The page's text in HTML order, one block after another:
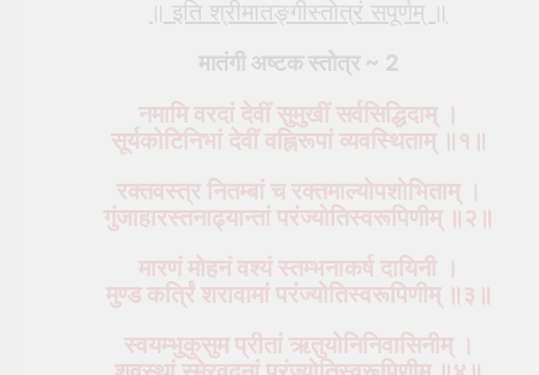
॥ इति श्रीमातङ्गीस्तोत्रं सपूर्णम् ॥
मातंगी अष्टक स्तोत्र ~ 2
नमामि वरदां देवीं सुमुखीं सर्वसिद्धिदाम् ।
सूर्यकोटिनिभां देवीं वह्निरूपां व्यवस्थिताम् ॥१॥
रक्तवस्त्र नितम्बां च रक्तमाल्योपशोभिताम् ।
गुंजाहारस्तनाढ्यान्तां परंज्योतिस्वरूपिणीम् ॥२॥
मारणं मोहनं वश्यं स्तम्भनाकर्ष दायिनी ।
मुण्ड कर्त्रिं शरावामां परंज्योतिस्वरूपिणीम् ॥३॥
स्वयम्भुकुसुम प्रीतां ऋतुयोनिनिवासिनीम् ।